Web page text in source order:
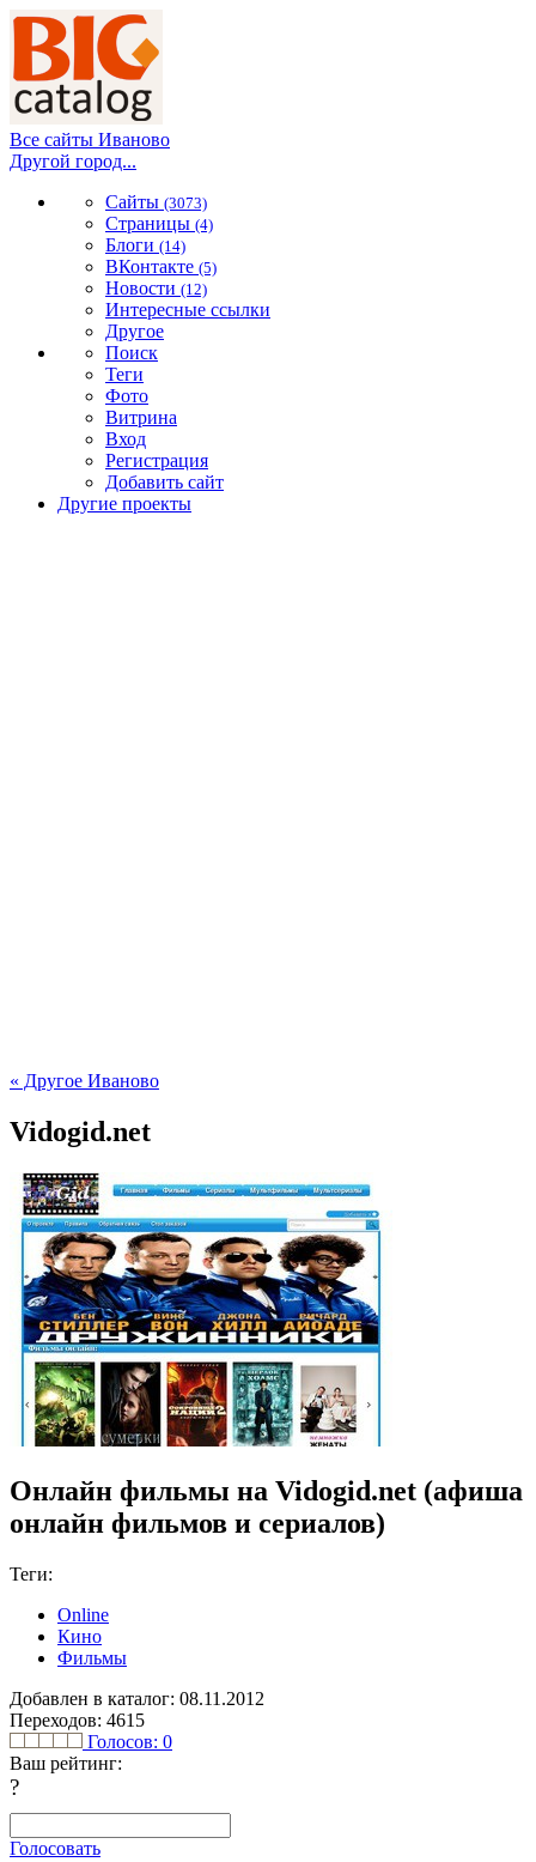
Все сайты Иваново
Другой город...
Сайты (3073)
Страницы (4)
Блоги (14)
ВКонтакте (5)
Новости (12)
Интересные ссылки
Другое
Поиск
Теги
Фото
Витрина
Вход
Регистрация
Добавить сайт
Другие проекты
« Другое Иваново
Vidogid.net
Онлайн фильмы на Vidogid.net (афиша
онлайн фильмов и сериалов)
Теги:
Online
Кино
Фильмы
Добавлен в каталог: 08.11.2012
Переходов: 4615
Голосов: 0
Ваш рейтинг:
?
Голосовать